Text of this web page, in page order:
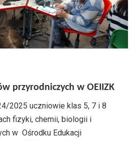
przyrodniczych w OEIIZK
2025 uczniowie klas 5, 7 i 8
fizyki, chemii, biologii i
w Ośrodku Edukacji